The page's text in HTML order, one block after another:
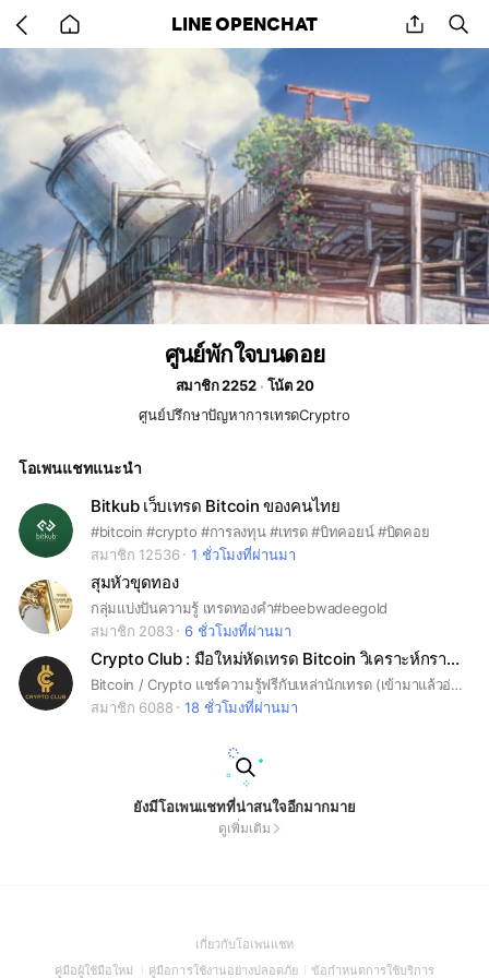
back
to
home
LINE OPENCHAT share
ศูนย์พักใจบนดอย
สมาชิก 2252
โน้ต 20
ศูนย์ปรึกษาปัญหาการเทรดCryptro
โอเพนแชทแนะนำ
Bitkub เว็บเทรด Bitcoin ของคนไทย
#bitcoin #crypto #การลงทุน #เทรด #บิทคอยน์ #บิตคอย
สมาชิก 12536
1 ชั่วโมงที่ผ่านมา
สุมหัวขุดทอง
กลุ่มแบ่งปันความรู้ เทรดทองคำ#beebwadeegold
สมาชิก 2083
6 ชั่วโมงที่ผ่านมา
Crypto Club : มือใหม่หัดเทรด Bitcoin วิเคราะห์กราฟฟรี
Bitcoin / Crypto แชร์ความรู้ฟรีกับเหล่านักเทรด (เข้ามาแล้วอ่านประกาศ + โน้ต) ในโน้ตมีความรู้ฟรี ❇️ สมัคร Binance กับ VIP Partner ของเราลดค่าธรรมเนียมมากที่สุด 45% (ลิงค์แท้ได้ส่วนลดจริง ลดตลอดการใช้งาน) *สมัครเองไม่ได้รับส่วนลดเพิ่ม* ❇️ ข้อมูลความรู้ทั้งหมดอยู่ในโน้ต : คลิปวิเคราะห์กราฟรายวัน, วิธีสมัครเว็บเทรดได้ลดค่าธรรมเนียมสูงสุด, สอนวิเคราะห์กราฟเบื้องต้น-ระดับสูงสุด (ฟรี), พื้นฐานความรู้สำหรับนักเทรดคริปโต ❇️ ห้อง Crypto Club สำหรับนักเทรดทุกคน ฟรีทุกอย่าง
สมาชิก 6088
18 ชั่วโมงที่ผ่านมา
ยังมีโอเพนแชทที่น่าสนใจอีกมากมาย
ดูเพิ่มเติม
เกี่ยวกับโอเพนแชท(Open
in
คู่มือผู้ใช้มือใหม่ (Open
คู่มือการใช้งานอย่างปลอดภัย(Open
ข้อกำหนดการใช้บริการ(Open